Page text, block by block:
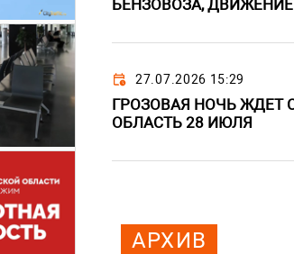
БЕНЗОВОЗА,
27.07.2026 15:29
ГРОЗОВАЯ НОЧЬ ЖДЕТ
ОБЛАСТЬ 28 ИЮЛЯ
АРХИВ